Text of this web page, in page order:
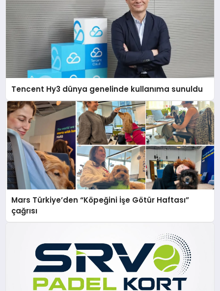
Tencent Hy3 dünya genelinde kullanıma sunuldu
Mars Türkiye’den “Köpeğini İşe Götür Haftası”
çağrısı